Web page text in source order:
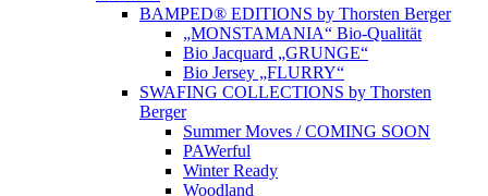
BAMPED® EDITIONS by Thorsten Berger
„MONSTAMANIA“ Bio-Qualität
Bio Jacquard „GRUNGE“
Bio Jersey „FLURRY“
SWAFING COLLECTIONS by Thorsten
Berger
Summer Moves / COMING SOON
PAWerful
Winter Ready
Woodland